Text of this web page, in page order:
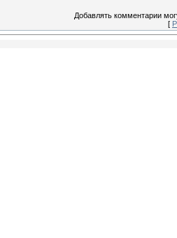
Добавлять комментарии
[